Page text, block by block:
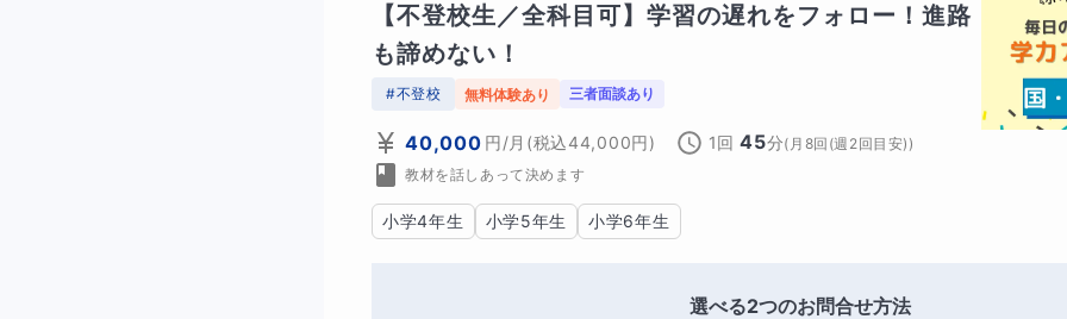
【不登校生／全科目可】学習の遅れをフォロー！進路
も諦めない！
#不登校 無料体験あり 三者面談あり
40,000 円/月 (税込44,000円) 1回 45分( 月8回(週2回目安) )
教材を話しあって決めます
小学4年生 小学5年生 小学6年生
選べる2つのお問合せ方法